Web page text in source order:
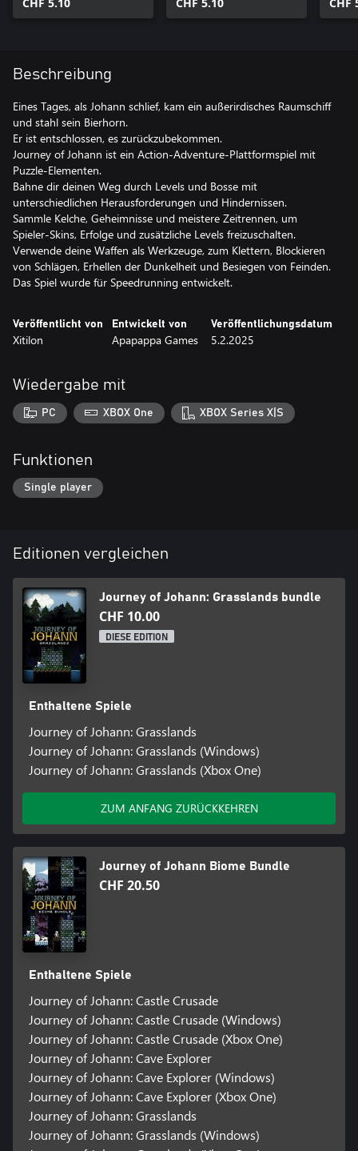
Beschreibung
Eines Tages, als Johann schlief, kam ein außerirdisches Raumschiff
und stahl sein Bierhorn.
Er ist entschlossen, es zurückzubekommen.
Journey of Johann ist ein Action-Adventure-Plattformspiel mit
Puzzle-Elementen.
Bahne dir deinen Weg durch Levels und Bosse mit
unterschiedlichen Herausforderungen und Hindernissen.
Sammle Kelche, Geheimnisse und meistere Zeitrennen, um
Spieler-Skins, Erfolge und zusätzliche Levels freizuschalten.
Verwende deine Waffen als Werkzeuge, zum Klettern, Blockieren
von Schlägen, Erhellen der Dunkelheit und Besiegen von Feinden.
Das Spiel wurde für Speedrunning entwickelt.
Veröffentlicht von
Xitilon
Entwickelt von
Apapappa Games
Veröffentlichungsdatum
5.2.2025
Wiedergabe mit
PC XBOX One XBOX Series X|S
Funktionen
Single player
Editionen vergleichen
Journey of Johann: Grasslands bundle
CHF 10.00
DIESE EDITION
Enthaltene Spiele
Journey of Johann: Grasslands
Journey of Johann: Grasslands (Windows)
Journey of Johann: Grasslands (Xbox One)
ZUM ANFANG ZURÜCKKEHREN
Journey of Johann Biome Bundle
CHF 20.50
Enthaltene Spiele
Journey of Johann: Castle Crusade
Journey of Johann: Castle Crusade (Windows)
Journey of Johann: Castle Crusade (Xbox One)
Journey of Johann: Cave Explorer
Journey of Johann: Cave Explorer (Windows)
Journey of Johann: Cave Explorer (Xbox One)
Journey of Johann: Grasslands
Journey of Johann: Grasslands (Windows)